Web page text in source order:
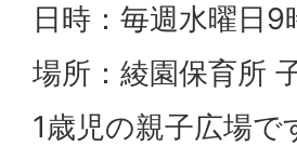
日時：毎週水曜日9
場所：綾園保育所
1歳児の親子広場